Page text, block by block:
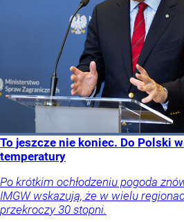
To jeszcze nie koniec. Do Polski
temperatury
Po krótkim ochłodzeniu pogoda
IMGW wskazują, że w wielu
przekroczy 30 stopni.